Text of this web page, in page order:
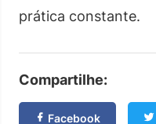
prática constante.
Compartilhe:
Facebook